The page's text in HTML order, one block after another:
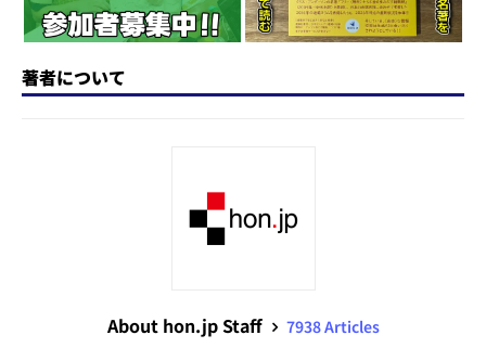
著者について
About hon.jp Staff
7938 Articles